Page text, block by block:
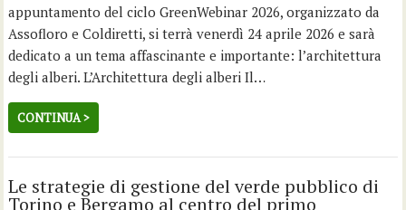
appuntamento del ciclo GreenWebinar 2026, organizzato da
Assofloro e Coldiretti, si terrà venerdì 24 aprile 2026 e sarà
dedicato a un tema affascinante e importante: l’architettura
degli alberi. L’Architettura degli alberi Il…
CONTINUA >
Le strategie di gestione del verde pubblico di
Torino e Bergamo al centro del primo